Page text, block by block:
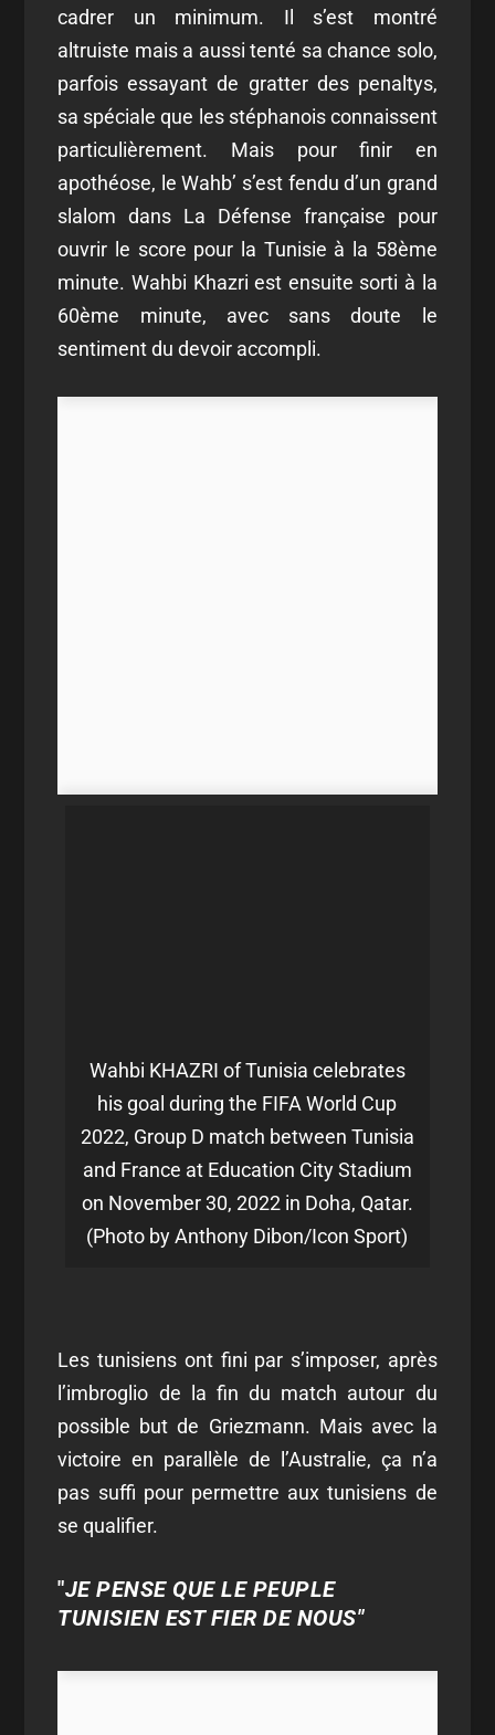
cadrer un minimum. Il s’est montré
altruiste mais a aussi tenté sa chance solo,
parfois essayant de gratter des penaltys,
sa spéciale que les stéphanois connaissent
particulièrement. Mais pour finir en
apothéose, le Wahb’ s’est fendu d’un grand
slalom dans La Défense française pour
ouvrir le score pour la Tunisie à la 58ème
minute. Wahbi Khazri est ensuite sorti à la
60ème minute, avec sans doute le
sentiment du devoir accompli.
Wahbi KHAZRI of Tunisia celebrates
his goal during the FIFA World Cup
2022, Group D match between Tunisia
and France at Education City Stadium
on November 30, 2022 in Doha, Qatar.
(Photo by Anthony Dibon/Icon Sport)
Les tunisiens ont fini par s’imposer, après
l’imbroglio de la fin du match autour du
possible but de Griezmann. Mais avec la
victoire en parallèle de l’Australie, ça n’a
pas suffi pour permettre aux tunisiens de
se qualifier.
"JE PENSE QUE LE PEUPLE
TUNISIEN EST FIER DE NOUS"